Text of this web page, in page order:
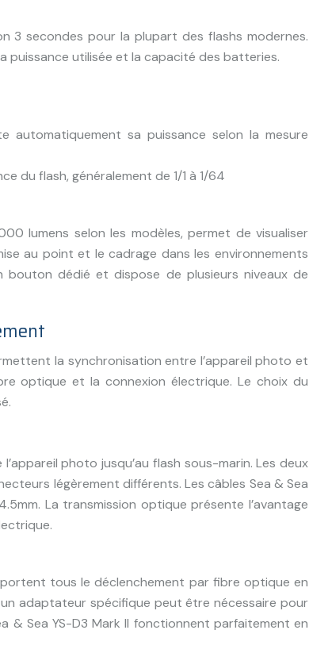
3 secondes pour la plupart des flashs modernes.
puissance utilisée et la capacité des batteries.
sa puissance selon la mesure
du flash, généralement de 1/1 à 1/64
lumens selon les modèles, permet de visualiser
au point et le cadrage dans les environnements
bouton dédié et dispose de plusieurs niveaux de
la synchronisation entre l’appareil photo et
optique et la connexion électrique. Le choix du
photo jusqu’au flash sous-marin. Les deux
légèrement différents. Les câbles Sea & Sea
La transmission optique présente l’avantage
tous le déclenchement par fibre optique en
adaptateur spécifique peut être nécessaire pour
& Sea YS-D3 Mark II fonctionnent parfaitement en